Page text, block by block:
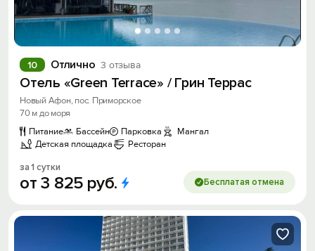
Отлично 3 отзыва
10
Отель «Green Terrace» / Грин Террас
Новый Афон, пос. Приморское
70 м до моря
Питание
Бассейн Парковка
Мангал
Детская площадка
Ресторан
за 1 сутки
от3 825 руб. Бесплатая отмена